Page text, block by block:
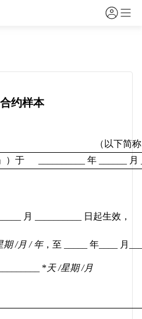
约样本
（ 以下简
）于
年 ______ 月
月
日起生效，
期 /月 / 年，至 年____ 月
* 天 /星期 /月